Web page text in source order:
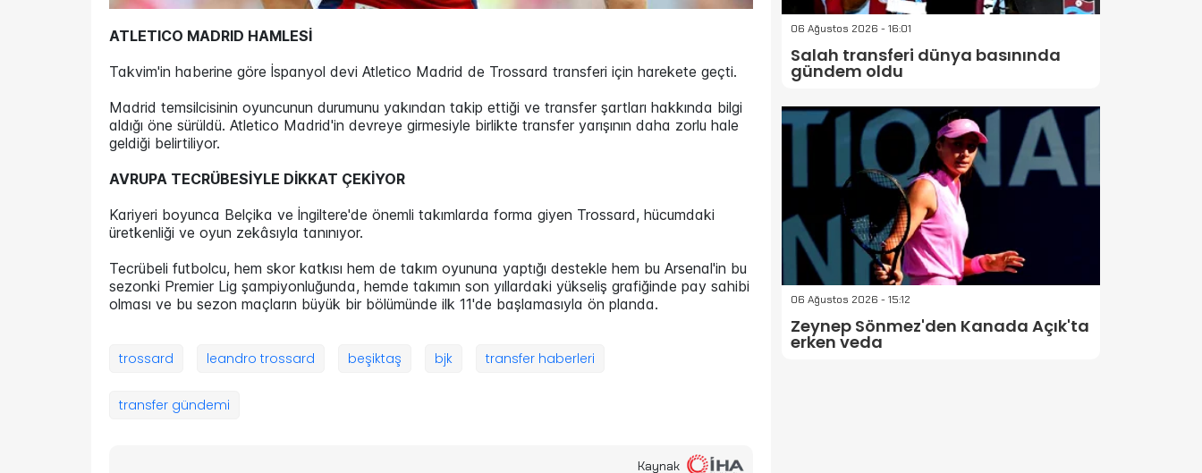
ATLETICO MADRID HAMLESİ
Takvim'in haberine göre İspanyol devi Atletico Madrid de Trossard transferi için harekete geçti.
Madrid temsilcisinin oyuncunun durumunu yakından takip ettiği ve transfer şartları hakkında bilgi
aldığı öne sürüldü. Atletico Madrid'in devreye girmesiyle birlikte transfer yarışının daha zorlu hale
geldiği belirtiliyor.
AVRUPA TECRÜBESİYLE DİKKAT ÇEKİYOR
Kariyeri boyunca Belçika ve İngiltere'de önemli takımlarda forma giyen Trossard, hücumdaki
üretkenliği ve oyun zekâsıyla tanınıyor.
Tecrübeli futbolcu, hem skor katkısı hem de takım oyununa yaptığı destekle hem bu Arsenal'in bu
sezonki Premier Lig şampiyonluğunda, hemde takımın son yıllardaki yükseliş grafiğinde pay sahibi
olması ve bu sezon maçların büyük bir bölümünde ilk 11'de başlamasıyla ön planda.
trossard leandro trossard beşiktaş bjk transfer haberleri
transfer gündemi
Kaynak
06 Ağustos 2026 - 16:01
Salah transferi dünya basınında
gündem oldu
06 Ağustos 2026 - 15:12
Zeynep Sönmez'den Kanada Açık'ta
erken veda